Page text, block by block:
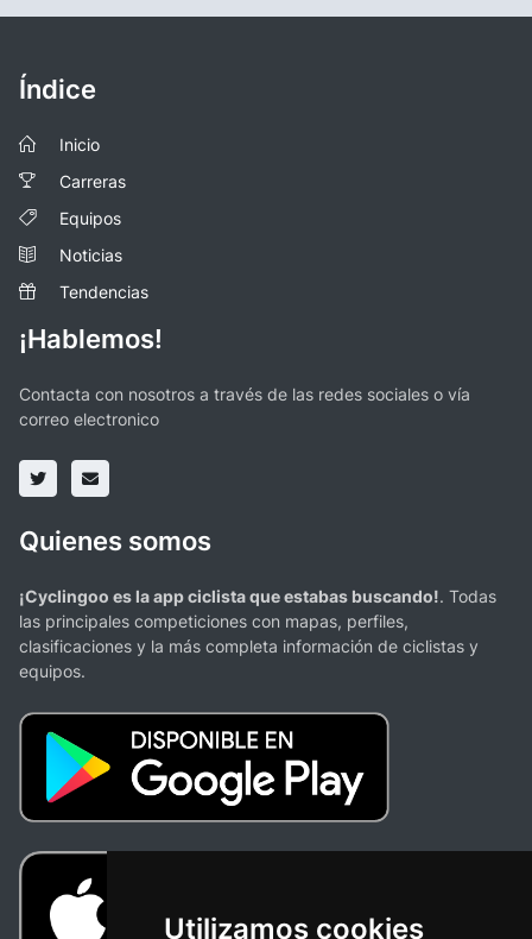
Utilizamos cookies
Índice
Inicio
Carreras
Equipos
Noticias
Tendencias
¡Hablemos!
Contacta con nosotros a través de las redes sociales o vía
correo electronico
Quienes somos
¡Cyclingoo es la app ciclista que estabas buscando!. Todas
las principales competiciones con mapas, perfiles,
clasificaciones y la más completa información de ciclistas y
equipos.